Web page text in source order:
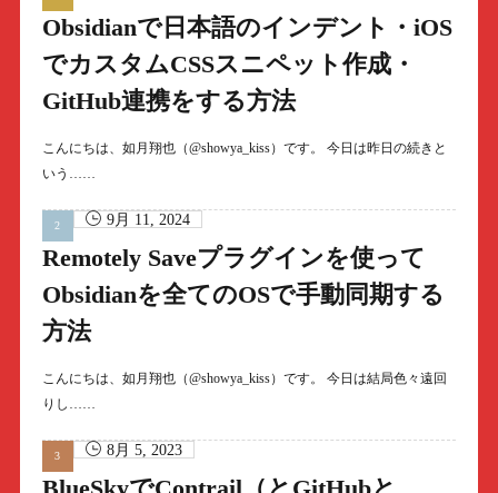
Obsidianで日本語のインデント・iOS
でカスタムCSSスニペット作成・
GitHub連携をする方法
こんにちは、如月翔也（@showya_kiss）です。 今日は昨日の続きと
いう……
9月 11, 2024
Remotely Saveプラグインを使って
Obsidianを全てのOSで手動同期する
方法
こんにちは、如月翔也（@showya_kiss）です。 今日は結局色々遠回
りし……
8月 5, 2023